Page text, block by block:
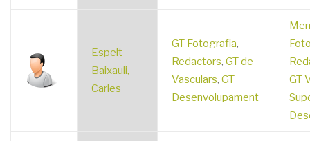
Espelt
Baixauli,
Carles
GT Fotografia,
Redactors, GT de
Vasculars, GT
Desenvolupament
GT